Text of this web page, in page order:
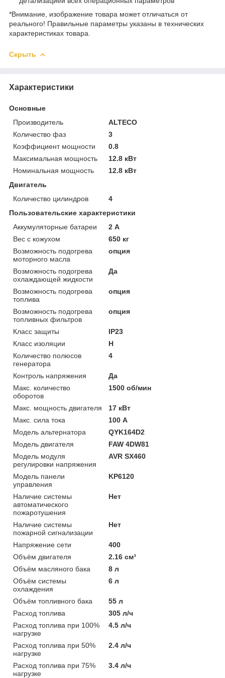
*Внимание, изображение товара может отличаться от
реального! Правильные параметры указаны в технических
характеристиках товара.
Скрыть
Характеристики
Основные
Производитель
ALTECO
Количество фаз
3
Коэффициент мощности
0.8
Максимальная мощность
12.8 кВт
Номинальная мощность
12.8 кВт
Двигатель
Количество цилиндров
4
Пользовательские характеристики
Аккумуляторные батареи
2 А
Вес с кожухом
650 кг
Возможность подогрева
моторного масла
опция
Возможность подогрева
охлаждающей жидкости
Да
Возможность подогрева
топлива
опция
Возможность подогрева
топливных фильтров
опция
Класс защиты
IP23
Класс изоляции
H
Количество полюсов
генератора
4
Контроль напряжения
Да
Макс. количество
оборотов
1500 об/мин
Макс. мощность двигателя
17 кВт
Макс. сила тока
100 А
Модель альтернатора
QYK164D2
Модель двигателя
FAW 4DW81
Модель модуля
регулировки напряжения
AVR SX460
Модель панели
управления
KP6120
Наличие системы
автоматического
пожаротушения
Нет
Наличие системы
пожарной сигнализации
Нет
Напряжение сети
400
Объём двигателя
2.16 см³
Объём масляного бака
8 л
Объём системы
охлаждения
6 л
Объём топливного бака
55 л
Расход топлива
305 л/ч
Расход топлива при 100%
нагрузке
4.5 л/ч
Расход топлива при 50%
нагрузке
2.4 л/ч
Расход топлива при 75%
нагрузке
3.4 л/ч